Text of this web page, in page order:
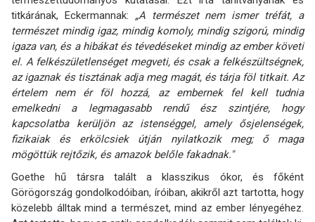
titkárának, Eckermannak: „A természet nem ismer tréfát, a
természet mindig igaz, mindig komoly, mindig szigorú, mindig
igaza van, és a hibákat és tévedéseket mindig az ember követi
el. A felkészületlenséget megveti, és csak a felkészültségnek,
az igaznak és tisztának adja meg magát, és tárja föl titkait. Az
értelem nem ér föl hozzá, az embernek fel kell tudnia
emelkedni a legmagasabb rendű ész szintjére, hogy
kapcsolatba kerüljön az istenséggel, amely ősjelenségek,
fizikaiak és erkölcsiek útján nyilatkozik meg; ő maga
mögöttük rejtőzik, és amazok belőle fakadnak."
Goethe hű társra talált a klasszikus ókor, és főként
Görögország gondolkodóiban, íróiban, akikről azt tartotta, hogy
közelebb álltak mind a természet, mind az ember lényegéhez.